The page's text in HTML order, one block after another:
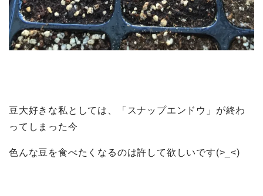
豆大好きな私としては、「スナップエンドウ」が終わ
ってしまった今
色んな豆を食べたくなるのは許して欲しいです(>_<)